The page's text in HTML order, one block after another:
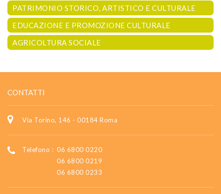
PATRIMONIO STORICO, ARTISTICO E CULTURALE
EDUCAZIONE E PROMOZIONE CULTURALE
AGRICOLTURA SOCIALE
CONTATTI
Via Torino, 146 - 00184 Roma
Telefono : 06 6800 0220
06 6800 0219
06 6800 0233